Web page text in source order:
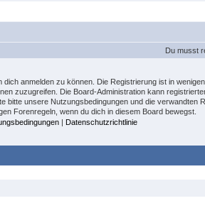
Du musst
anmelden zu können. Die Registrierung ist in
zuzugreifen. Die Board-Administration kann
bitte unsere Nutzungsbedingungen und die verwandten
Forenregeln, wenn du dich in diesem Board bewegst.
| Datenschutzrichtlinie